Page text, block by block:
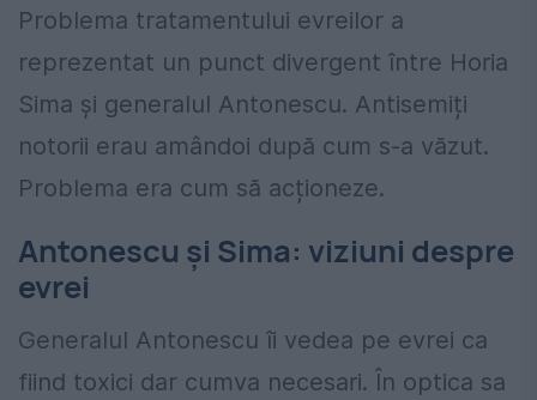
Problema tratamentului evreilor a
reprezentat un punct divergent între Horia
Sima și generalul Antonescu. Antisemiți
notorii erau amândoi după cum s-a văzut.
Problema era cum să acționeze.
Antonescu și Sima: viziuni despre
evrei
Generalul Antonescu îi vedea pe evrei ca
fiind toxici dar cumva necesari. În optica sa